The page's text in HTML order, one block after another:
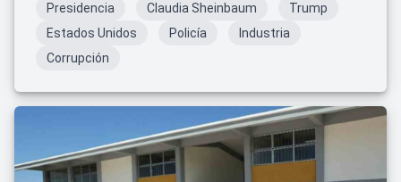
Presidencia
Claudia Sheinbaum
Trump
Estados Unidos
Policía
Industria
Corrupción